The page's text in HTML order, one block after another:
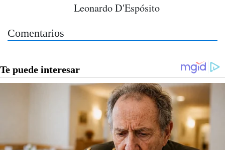
Leonardo D'Espósito
Comentarios